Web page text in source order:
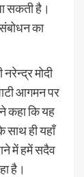
सकती है।
का
मोदी
आगमन पर
कहा कि यह
साथ ही यहाँ
में हमें सदैव
है।